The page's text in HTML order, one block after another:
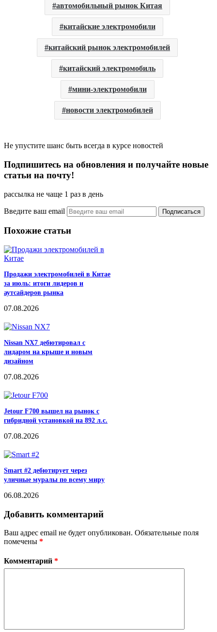
автомобильный рынок Китая
китайские электромобили
китайский рынок электромобилей
китайский электромобиль
мини-электромобили
новости электромобилей
Не упустите шанс быть всегда в курсе новостей
Подпишитесь на обновления и получайте новые
статьи на почту!
рассылка не чаще 1 раз в день
Введите ваш email
Похожие статьи
Продажи электромобилей в Китае
за июль: итоги лидеров и
аутсайдеров рынка
07.08.2026
Nissan NX7 дебютировал с
лидаром на крыше и новым
дизайном
07.08.2026
Jetour F700 вышел на рынок с
гибридной установкой на 892 л.с.
07.08.2026
Smart #2 дебютирует через
уличные муралы по всему миру
06.08.2026
Добавить комментарий
Ваш адрес email не будет опубликован. Обязательные поля
помечены *
Комментарий *